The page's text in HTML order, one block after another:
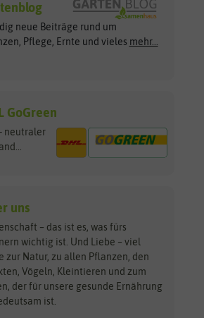
neue Beiträge rund um
Pflege, Ernte und vieles mehr...
GoGreen
- neutraler
uns
– das ist es, was fürs
wichtig ist. Und Liebe – viel
zur Natur, zu allen Pflanzen, den
Vögeln, Kleintieren und zum
der für unsere gesunde Ernährung
ist.